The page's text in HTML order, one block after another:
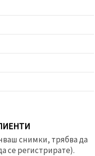
снимки, трябва да
се регистрирате).